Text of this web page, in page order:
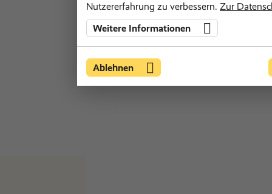
Nutzererfahrung zu verbessern. Zur
Weitere Informationen
Ablehnen